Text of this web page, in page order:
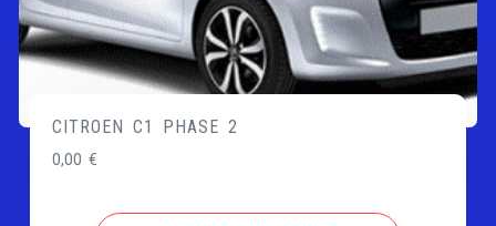
CITROEN C1 PHASE 2
0,00€